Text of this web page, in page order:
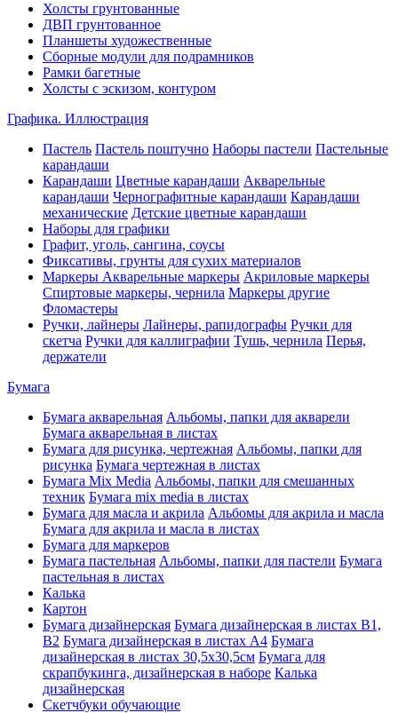
Холсты грунтованные
ДВП грунтованное
Планшеты художественные
Сборные модули для подрамников
Рамки багетные
Холсты c эскизом, контуром
Графика. Иллюстрация
Пастель Пастель поштучно Наборы пастели Пастельные
карандаши
Карандаши Цветные карандаши Акварельные
карандаши Чернографитные карандаши Карандаши
механические Детские цветные карандаши
Наборы для графики
Графит, уголь, сангина, соусы
Фиксативы, грунты для сухих материалов
Маркеры Акварельные маркеры Акриловые маркеры
Спиртовые маркеры, чернила Маркеры другие
Фломастеры
Ручки, лайнеры Лайнеры, рапидографы Ручки для
скетча Ручки для каллиграфии Тушь, чернила Перья,
держатели
Бумага
Бумага акварельная Альбомы, папки для акварели
Бумага акварельная в листах
Бумага для рисунка, чертежная Альбомы, папки для
рисунка Бумага чертежная в листах
Бумага Mix Media Альбомы, папки для смешанных
техник Бумага mix media в листах
Бумага для масла и акрила Альбомы для акрила и масла
Бумага для акрила и масла в листах
Бумага для маркеров
Бумага пастельная Альбомы, папки для пастели Бумага
пастельная в листах
Калька
Картон
Бумага дизайнерская Бумага дизайнерская в листах В1,
В2 Бумага дизайнерская в листах А4 Бумага
дизайнерская в листах 30,5х30,5см Бумага для
скрапбукинга, дизайнерская в наборе Калька
дизайнерская
Скетчбуки обучающие